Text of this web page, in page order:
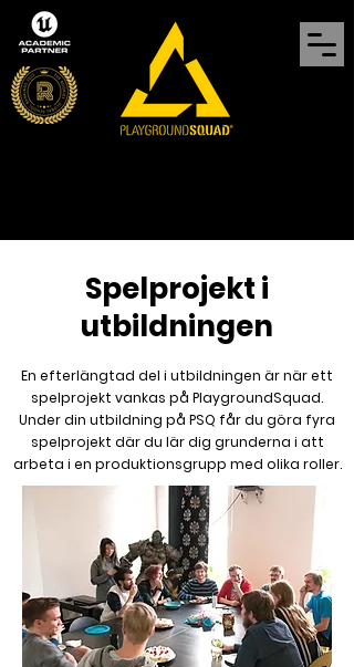
Spelprojekt i
utbildningen
En efterlängtad del i utbildningen är när ett
spelprojekt vankas på PlaygroundSquad.
Under din utbildning på PSQ får du göra fyra
spelprojekt där du lär dig grunderna i att
arbeta i en produktionsgrupp med olika roller.